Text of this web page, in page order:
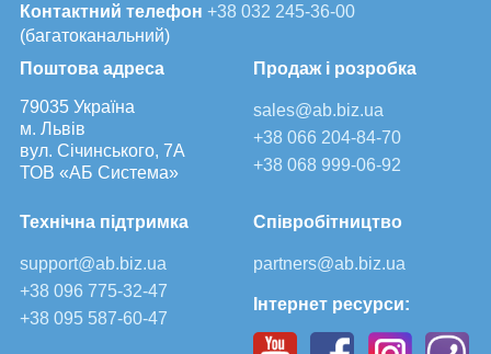
Контактний телефон +38 032 245-36-00
(багатоканальний)
Поштова адреса
79035 Україна
м. Львів
вул. Січинського, 7А
ТОВ «АБ Система»
Продаж і розробка
sales@ab.biz.ua
+38 066 204-84-70
+38 068 999-06-92
Технічна підтримка
support@ab.biz.ua
+38 096 775-32-47
+38 095 587-60-47
Співробітництво
partners@ab.biz.ua
Інтернет ресурси: